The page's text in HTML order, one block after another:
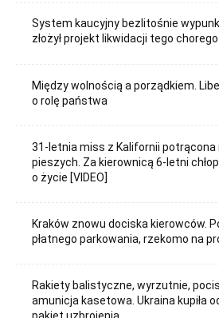
System kaucyjny bezlitośnie
złożył projekt likwidacji tego
Między wolnością a porządkiem.
o rolę państwa
31-letnia miss z Kalifornii potrącona
pieszych. Za kierownicą 6-letni
o życie [VIDEO]
Kraków znowu dociska kierowców.
płatnego parkowania, rzekomo na
Rakiety balistyczne, wyrzutnie,
amunicja kasetowa. Ukraina kupiła